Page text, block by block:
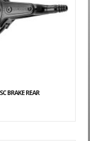
BRAKE REAR